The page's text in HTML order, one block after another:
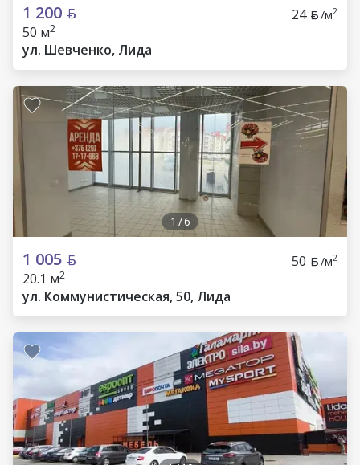
1 200 24 /м2
50 м2
ул. Шевченко, Лида
1 /6
1 005 50 /м2
20.1 м2
ул. Коммунистическая, 50, Лида